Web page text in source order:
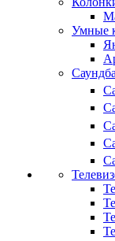
Умные